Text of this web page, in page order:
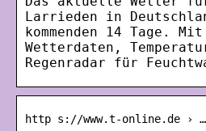
Larrieden in
kommenden 14 Tage.
Wetterdaten,
Regenradar für
http s://www.t-online.de ›